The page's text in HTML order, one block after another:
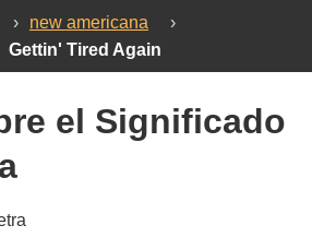
› new americana
›
Gettin' Tired Again
el Significado